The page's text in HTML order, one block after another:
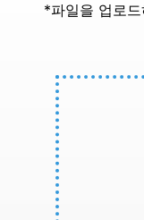
*파일을 업로